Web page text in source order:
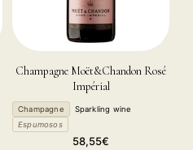
Champagne Moët&Chandon Rosé
Impérial
Champagne
Sparkling wine
Espumosos
Regular
58,55€